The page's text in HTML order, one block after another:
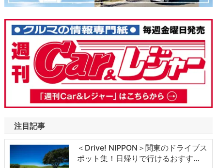
注目記事
＜Drive! NIPPON＞関東のドライブス
ポット集！日帰りで行けるおすす…